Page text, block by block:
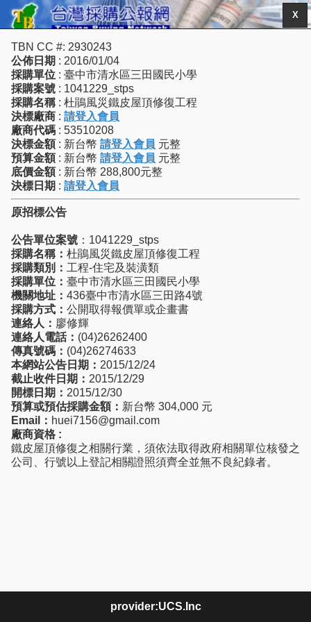
X
TBN CC #: 2930243
公佈日期 : 2016/01/04
採購單位 : 臺中市清水區三田國民小學
採購案號 : 1041229_stps
採購名稱 : 杜鵑風災鐵皮屋頂修復工程
決標廠商 : 請登入會員
廠商代碼 : 53510208
決標金額 : 新台幣 請登入會員 元整
預算金額 : 新台幣 請登入會員 元整
底價金額 : 新台幣 288,800元整
決標日期 : 請登入會員
原招標公告
公告單位案號 ：1041229_stps
採購名稱： 杜鵑風災鐵皮屋頂修復工程
採購類別： 工程-住宅及裝潢類
採購單位： 臺中市清水區三田國民小學
機關地址： 436臺中市清水區三田路4號
採購方式： 公開取得報價單或企畫書
連絡人： 廖修輝
連絡人電話： (04)26262400
傳真號碼： (04)26274633
本網站公告日期： 2015/12/24
截止收件日期： 2015/12/29
開標日期： 2015/12/30
預算或預估採購金額： 新台幣 304,000 元
Email： huei7156@gmail.com
廠商資格 :
鐵皮屋頂修復之相關行業，須依法取得政府相關單位核發之
公司、行號以上登記相關證照須齊全並無不良紀錄者。
provider:UCS.Inc